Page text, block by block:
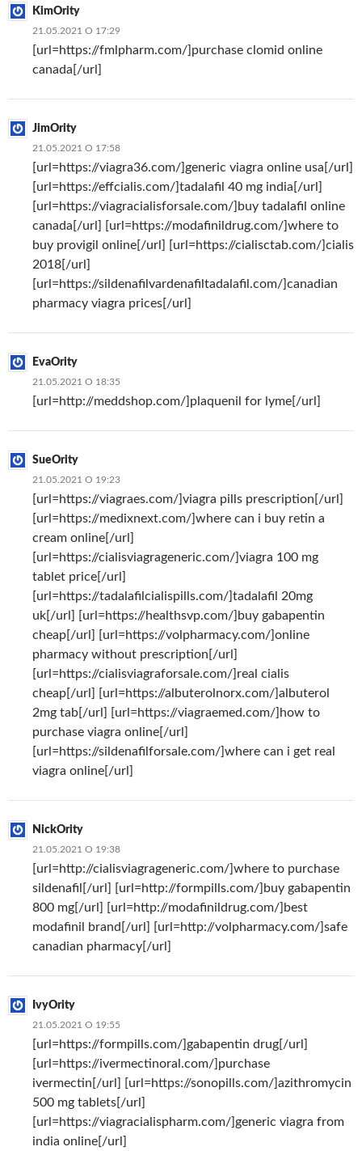
KimOrity
21.05.2021 О 17:29
[url=https://fmlpharm.com/]purchase clomid online
canada[/url]
JimOrity
21.05.2021 О 17:58
[url=https://viagra36.com/]generic viagra online usa[/url]
[url=https://effcialis.com/]tadalafil 40 mg india[/url]
[url=https://viagracialisforsale.com/]buy tadalafil online
canada[/url] [url=https://modafinildrug.com/]where to
buy provigil online[/url] [url=https://cialisctab.com/]cialis
2018[/url]
[url=https://sildenafilvardenafiltadalafil.com/]canadian
pharmacy viagra prices[/url]
EvaOrity
21.05.2021 О 18:35
[url=http://meddshop.com/]plaquenil for lyme[/url]
SueOrity
21.05.2021 О 19:23
[url=https://viagraes.com/]viagra pills prescription[/url]
[url=https://medixnext.com/]where can i buy retin a
cream online[/url]
[url=https://cialisviagrageneric.com/]viagra 100 mg
tablet price[/url]
[url=https://tadalafilcialispills.com/]tadalafil 20mg
uk[/url] [url=https://healthsvp.com/]buy gabapentin
cheap[/url] [url=https://volpharmacy.com/]online
pharmacy without prescription[/url]
[url=https://cialisviagraforsale.com/]real cialis
cheap[/url] [url=https://albuterolnorx.com/]albuterol
2mg tab[/url] [url=https://viagraemed.com/]how to
purchase viagra online[/url]
[url=https://sildenafilforsale.com/]where can i get real
viagra online[/url]
NickOrity
21.05.2021 О 19:38
[url=http://cialisviagrageneric.com/]where to purchase
sildenafil[/url] [url=http://formpills.com/]buy gabapentin
800 mg[/url] [url=http://modafinildrug.com/]best
modafinil brand[/url] [url=http://volpharmacy.com/]safe
canadian pharmacy[/url]
IvyOrity
21.05.2021 О 19:55
[url=https://formpills.com/]gabapentin drug[/url]
[url=https://ivermectinoral.com/]purchase
ivermectin[/url] [url=https://sonopills.com/]azithromycin
500 mg tablets[/url]
[url=https://viagracialispharm.com/]generic viagra from
india online[/url]